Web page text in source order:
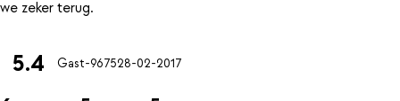
5.4 Gast-967528-02-2017